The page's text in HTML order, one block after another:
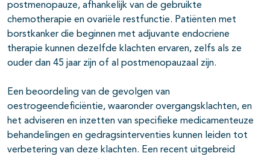
postmenopauze, afhankelijk van de gebruikte
chemotherapie en ovariële restfunctie. Patiënten met
borstkanker die beginnen met adjuvante endocriene
therapie kunnen dezelfde klachten ervaren, zelfs als ze
ouder dan 45 jaar zijn of al postmenopauzaal zijn.
Een beoordeling van de gevolgen van
oestrogeendeficiëntie, waaronder overgangsklachten, en
het adviseren en inzetten van specifieke medicamenteuze
behandelingen en gedragsinterventies kunnen leiden tot
verbetering van deze klachten. Een recent uitgebreid